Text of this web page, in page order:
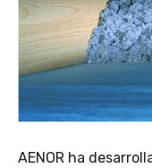
AENOR ha